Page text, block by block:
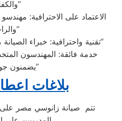
والكفاءة”
والراحة”
“تقنية واحترافية: خبراء الصيانة من زانوسي يوفرون الأفضل”
يضمنون جودة الأداء”
بلاغات
تتم صيانة زانوسي مصر على